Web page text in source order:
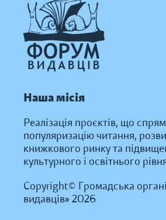
Наша місія
Реалізація проєктів, що
популяризацію читання,
книжкового ринку та
культурного і освітнього
Copyright© Громадська
видавців» 2026